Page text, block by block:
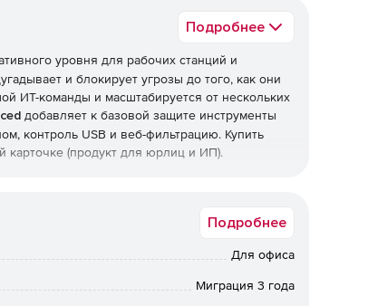
Подробнее
уровня для рабочих станций и
и блокирует угрозы до того, как они
ИТ-команды и масштабируется от нескольких
добавляет к базовой защите инструменты
контроль USB и веб-фильтрацию. Купить
карточке (продукт для юрлиц и ИП).
и антифишинг, защита от руткитов и
Отмеченные наградами технологии
дня.
Подробнее
Для офиса
Миграция 3 года